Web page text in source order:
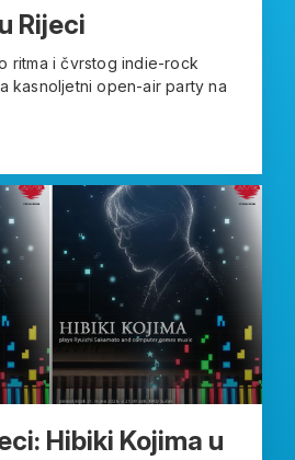
Rijeci
ritma i čvrstog indie-rock
kasnoljetni open-air party na
Hibiki Kojima u